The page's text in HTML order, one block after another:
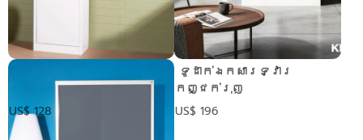
ប្រភេទខ្ពស់
US$ 128
​ ទូដាក់ឯកសារទ្វារ
កញ្ជក់រុញ
US$ 196